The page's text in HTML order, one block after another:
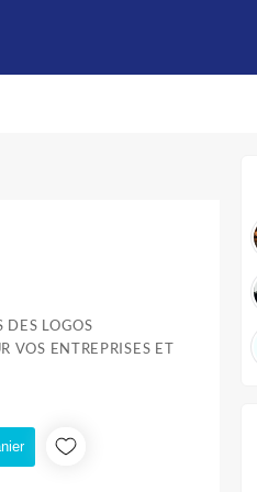
DES LOGOS
VOS ENTREPRISES ET